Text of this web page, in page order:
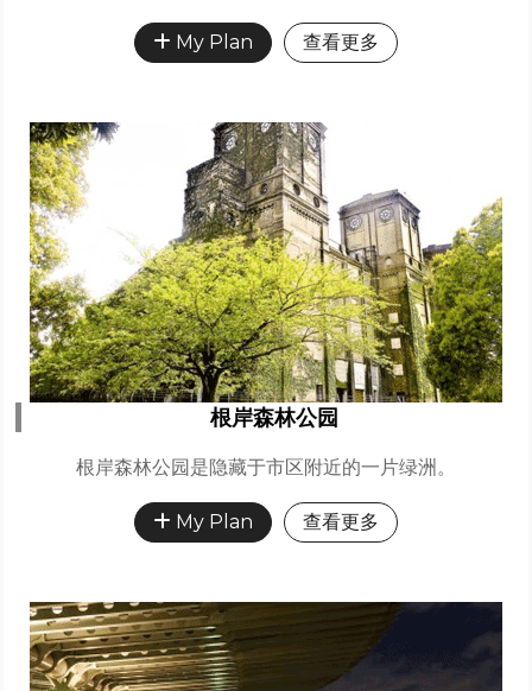
My Plan 查看更多
根岸森林公园
根岸森林公园是隐藏于市区附近的一片绿洲。
My Plan 查看更多